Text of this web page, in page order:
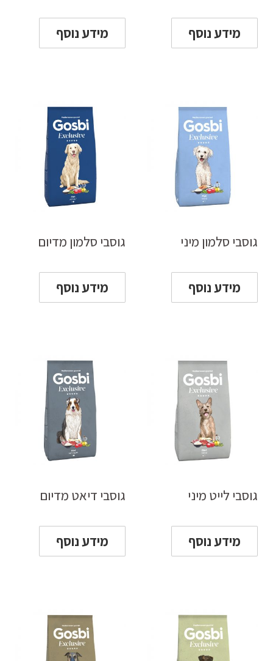
מידע נוסף מידע נוסף
גוסבי סלמון מיני
מידע נוסף
גוסבי סלמון מדיום
מידע נוסף
גוסבי לייט מיני
מידע נוסף
גוסבי דיאט מדיום
מידע נוסף